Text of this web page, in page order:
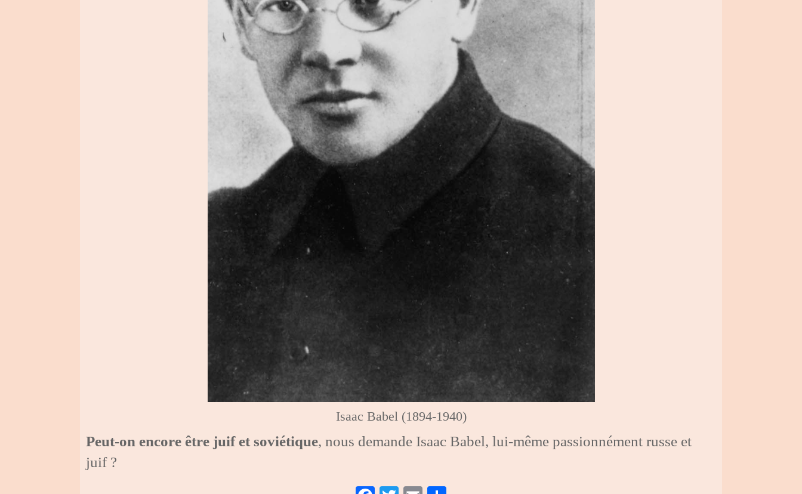
Isaac Babel (1894-1940)
Peut-on encore être juif et soviétique, nous demande Isaac Babel, lui-même passionnément russe et
juif ?